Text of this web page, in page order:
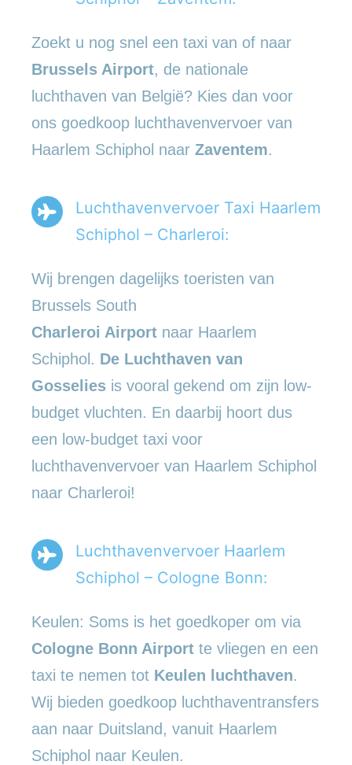
Zoekt u nog snel een taxi van of naar
Brussels Airport, de nationale
luchthaven van België? Kies dan voor
ons goedkoop luchthavenvervoer van
Haarlem Schiphol naar Zaventem.
Luchthavenvervoer Taxi Haarlem
Schiphol – Charleroi:
Wij brengen dagelijks toeristen van
Brussels South
Charleroi Airport naar Haarlem
Schiphol. De Luchthaven van
Gosselies is vooral gekend om zijn low-
budget vluchten. En daarbij hoort dus
een low-budget taxi voor
luchthavenvervoer van Haarlem Schiphol
naar Charleroi!
Luchthavenvervoer Haarlem
Schiphol – Cologne Bonn:
Keulen: Soms is het goedkoper om via
Cologne Bonn Airport te vliegen en een
taxi te nemen tot Keulen luchthaven.
Wij bieden goedkoop luchthaventransfers
aan naar Duitsland, vanuit Haarlem
Schiphol naar Keulen.